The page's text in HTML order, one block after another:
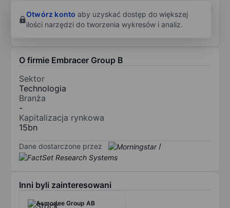
własnego
Otwórz konto aby uzyskać dostęp do większej
ilości narzędzi do tworzenia wykresów i analiz.
O firmie Embracer Group B
Sektor
Technologia
Branża
-
Kapitalizacja rynkowa
15bn
Dane dostarczone przez /
Inni byli zainteresowani
Asmodee Group AB